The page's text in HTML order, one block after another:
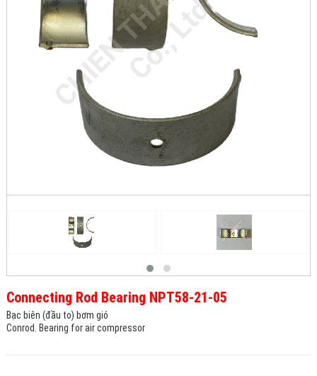
Connecting Rod Bearing NPT58-21-05
Bạc biên (đầu to) bơm gió
Conrod. Bearing for air compressor